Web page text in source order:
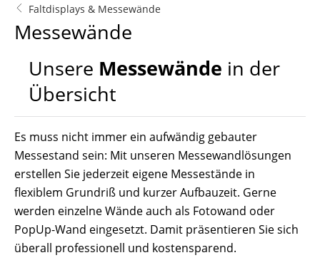
Faltdisplays & Messewände
Messewände
Unsere Messewände in der
Übersicht
Es muss nicht immer ein aufwändig gebauter
Messestand sein: Mit unseren Messewandlösungen
erstellen Sie jederzeit eigene Messestände in
flexiblem Grundriß und kurzer Aufbauzeit. Gerne
werden einzelne Wände auch als Fotowand oder
PopUp-Wand eingesetzt. Damit präsentieren Sie sich
überall professionell und kostensparend.